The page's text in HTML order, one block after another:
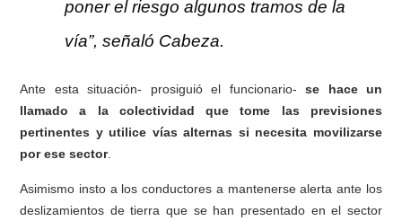
poner el riesgo algunos tramos de la
vía”, señaló Cabeza.
Ante esta situación- prosiguió el funcionario- se hace un
llamado a la colectividad que tome las previsiones
pertinentes y utilice vías alternas si necesita movilizarse
por ese sector.
Asimismo insto a los conductores a mantenerse alerta ante los
deslizamientos de tierra que se han presentado en el sector